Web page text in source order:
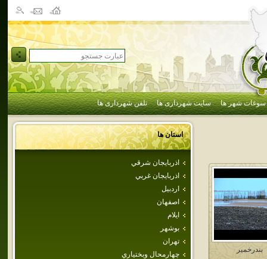
سوغات شهر ها سایت شهرداری ها تلفن شهرداری ها
استان ها
اذربايجان شرقي
اذربايجان غربي
اردبيل
اصفهان
ايلام
بوشهر
تهران
چهارمحال وبختياري
بندرخمير